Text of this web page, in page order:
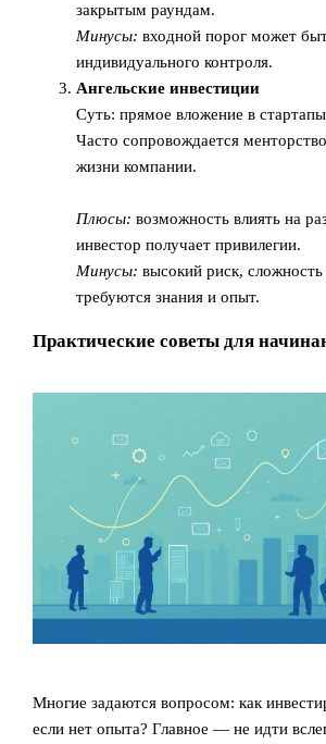
закрытым раундам.
Минусы: входной порог может
индивидуального контроля.
Ангельские инвестиции
Суть: прямое вложение в
Часто сопровождается
жизни компании.
Плюсы: возможность влиять на
инвестор получает привилегии.
Минусы: высокий риск,
требуются знания и опыт.
Практические советы для
Многие задаются вопросом: как
если нет опыта? Главное — не идти